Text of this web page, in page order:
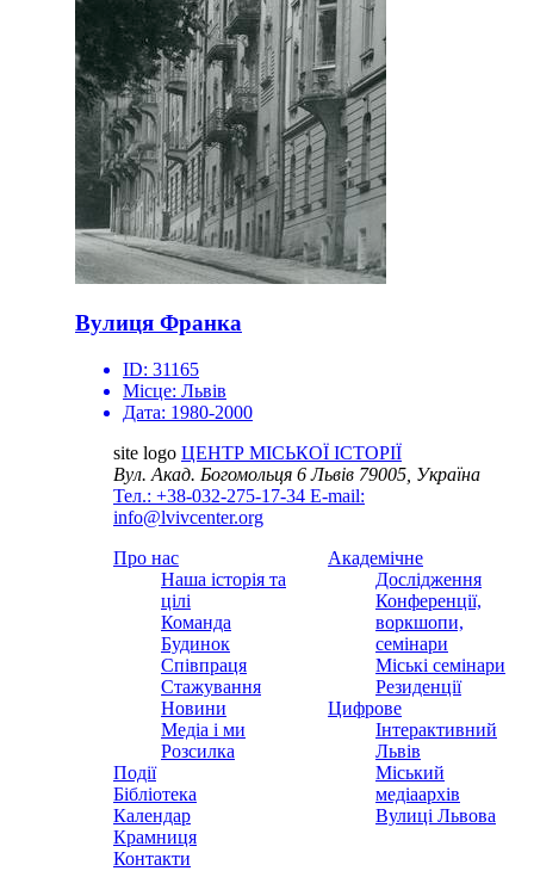
Вулиця Франка
ID: 31165
Місце: Львів
Дата: 1980-2000
site logo ЦЕНТР МІСЬКОЇ ІСТОРІЇ
Вул. Акад. Богомольця 6Львів 79005, Україна
Тел.: +38-032-275-17-34 E-mail:
info@lvivcenter.org
Про нас
Наша історія та
цілі
Команда
Будинок
Співпраця
Стажування
Новини
Медіа і ми
Розсилка
Події
Бібліотека
Календар
Крамниця
Контакти
Академічне
Дослідження
Конференції,
воркшопи,
семінари
Міські семінари
Резиденції
Цифрове
Інтерактивний
Львів
Міський
медіаархів
Вулиці Львова